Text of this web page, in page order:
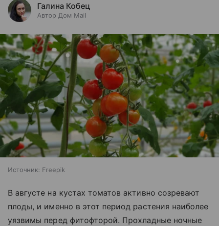
Галина Кобец
Автор Дом Mail
Источник: Freepik
В августе на кустах томатов активно созревают
плоды, и именно в этот период растения наиболее
уязвимы перед фитофторой. Прохладные ночные